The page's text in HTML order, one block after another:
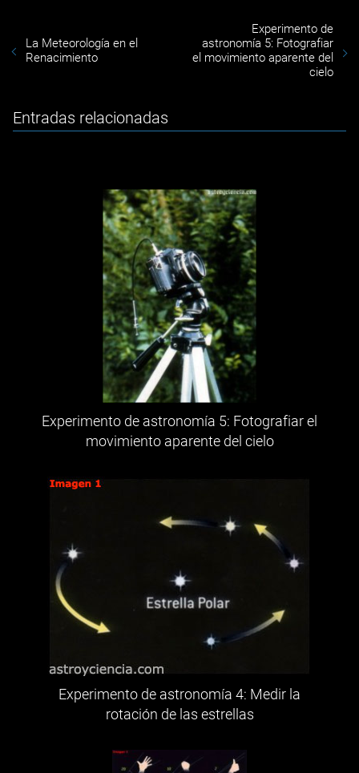
La Meteorología en el
Renacimiento
Experimento de
astronomía 5: Fotografiar
el movimiento aparente del
cielo
Entradas relacionadas
Experimento de astronomía 5: Fotografiar el
movimiento aparente del cielo
Experimento de astronomía 4: Medir la
rotación de las estrellas